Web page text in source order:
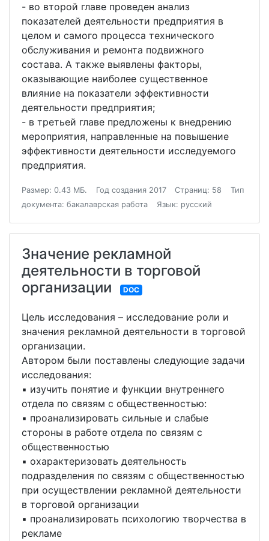
- во второй главе проведен анализ
показателей деятельности предприятия в
целом и самого процесса технического
обслуживания и ремонта подвижного
состава. А также выявлены факторы,
оказывающие наиболее существенное
влияние на показатели эффективности
деятельности предприятия;
- в третьей главе предложены к внедрению
мероприятия, направленные на повышение
эффективности деятельности исследуемого
предприятия.
Размер: 0.43 МБ. Год создания 2017 Страниц: 58
Тип
документа: бакалаврская работа
Язык: русский
Значение рекламной
деятельности в торговой
организации
DOC
Цель исследования – исследование роли и
значения рекламной деятельности в торговой
организации.
Автором были поставлены следующие задачи
исследования:
▪ изучить понятие и функции внутреннего
отдела по связям с общественностью:
▪ проанализировать сильные и слабые
стороны в работе отдела по связям с
общественностью
▪ охарактеризовать деятельность
подразделения по связям с общественностью
при осуществлении рекламной деятельности
в торговой организации
▪ проанализировать психологию творчества в
рекламе